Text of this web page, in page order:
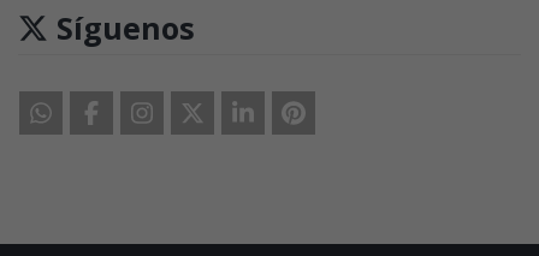
Síguenos